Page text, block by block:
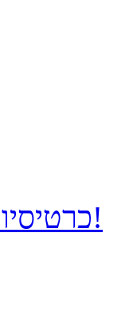
כרטיסיות - הכי משתלם!